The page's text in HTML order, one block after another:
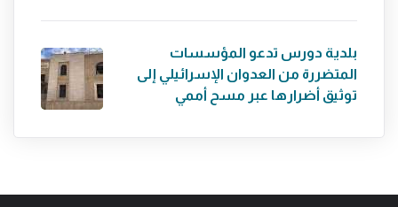
بلدية دورس تدعو المؤسسات
المتضررة من العدوان الإسرائيلي إلى
توثيق أضرارها عبر مسح أممي